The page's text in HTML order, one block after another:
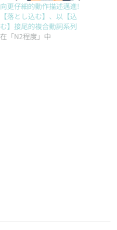
向更仔細的動作描述邁進!
【落とし込む】、以【込
む】接尾的複合動詞系列
在「N2程度」中